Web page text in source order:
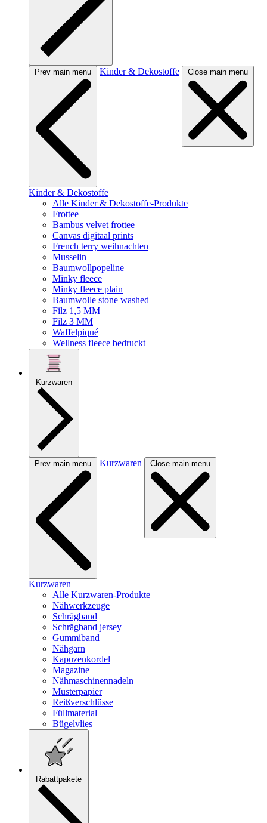
Prev main menu Kinder & Dekostoffe Close main menu
Kinder & Dekostoffe
Alle Kinder & Dekostoffe-Produkte
Frottee
Bambus velvet frottee
Canvas digitaal prints
French terry weihnachten
Musselin
Baumwollpopeline
Minky fleece
Minky fleece plain
Baumwolle stone washed
Filz 1,5 MM
Filz 3 MM
Waffelpiqué
Wellness fleece bedruckt
Kurzwaren
Prev main menu Kurzwaren Close main menu
Kurzwaren
Alle Kurzwaren-Produkte
Nähwerkzeuge
Schrägband
Schrägband jersey
Gummiband
Nähgarn
Kapuzenkordel
Magazine
Nähmaschinennadeln
Musterpapier
Reißverschlüsse
Füllmaterial
Bügelvlies
Rabattpakete